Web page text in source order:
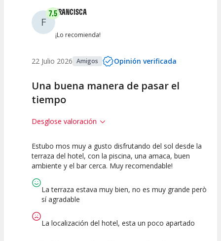
Entre 0 y 2
F
7.5FRANCISCA
¡Lo recomienda!
22 Julio 2026 Amigos Opinión verificada
Una buena manera de pasar el
tiempo
Desglose valoración
7.5
Calidad de la
7.5
Atención del
Estubo mos muy a gusto disfrutando del sol desde la
terraza del hotel, con la piscina, una amaca, buen
ambiente y el bar cerca. Muy recomendable!
La terraza estava muy bien, no es muy grande però
sí agradable
La localización del hotel, esta un poco apartado